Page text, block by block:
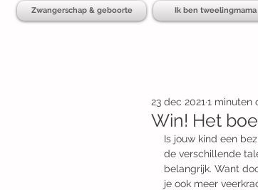
Zwangerschap & geboorte Ik ben tweelingmama
Win! Het
23 dec 2021 1 minuten
Is jouw kind een
de verschillende
belangrijk. Want
je ook meer